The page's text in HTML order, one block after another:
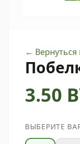
← Вернуться
3.50
ВЫБЕРИТЕ